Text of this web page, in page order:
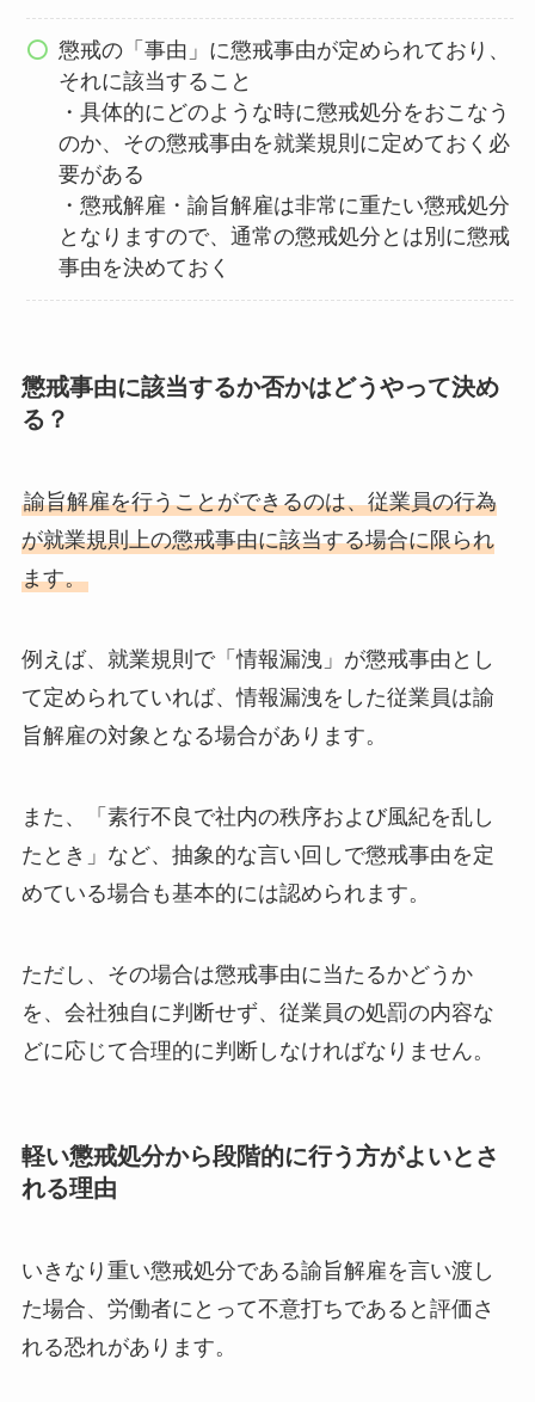
懲戒の「事由」に懲戒事由が定められており、
それに該当すること
・具体的にどのような時に懲戒処分をおこなう
のか、その懲戒事由を就業規則に定めておく必
要がある
・懲戒解雇・諭旨解雇は非常に重たい懲戒処分
となりますので、通常の懲戒処分とは別に懲戒
事由を決めておく
懲戒事由に該当するか否かはどうやって決め
る？
諭旨解雇を行うことができるのは、従業員の行為
が就業規則上の懲戒事由に該当する場合に限られ
ます。
例えば、就業規則で「情報漏洩」が懲戒事由とし
て定められていれば、情報漏洩をした従業員は諭
旨解雇の対象となる場合があります。
また、「素行不良で社内の秩序および風紀を乱し
たとき」など、抽象的な言い回しで懲戒事由を定
めている場合も基本的には認められます。
ただし、その場合は懲戒事由に当たるかどうか
を、会社独自に判断せず、従業員の処罰の内容な
どに応じて合理的に判断しなければなりません。
軽い懲戒処分から段階的に行う方がよいとさ
れる理由
いきなり重い懲戒処分である諭旨解雇を言い渡し
た場合、労働者にとって不意打ちであると評価さ
れる恐れがあります。